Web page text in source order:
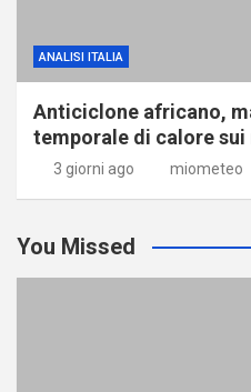
ANALISI ITALIA
Anticiclone africano,
temporale di calore sui
3 giorni ago miometeo
You Missed